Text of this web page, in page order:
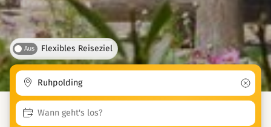
Aus Flexibles Reiseziel